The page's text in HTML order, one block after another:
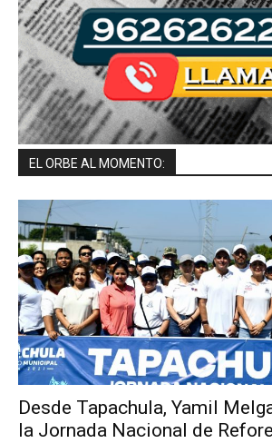
EL ORBE AL MOMENTO:
Desde Tapachula, Yamil
la Jornada Nacional de